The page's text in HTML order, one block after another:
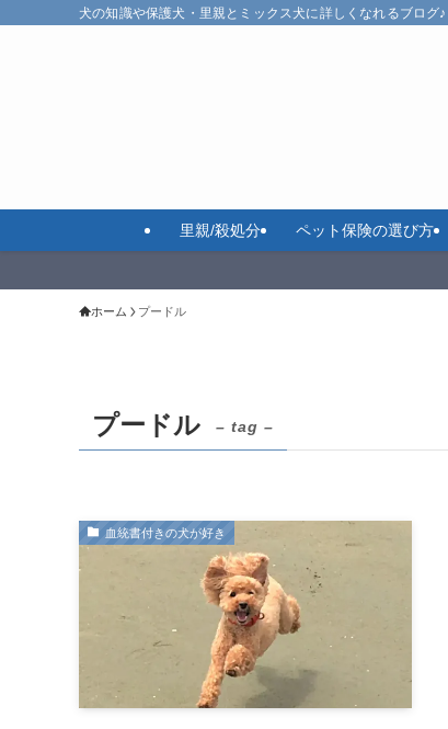
犬の知識や保護犬・里親とミックス犬に詳しくなれるブログ♪
里親/殺処分 ペット保険の選び方
ホーム プードル
プードル – tag –
血統書付きの犬が好き